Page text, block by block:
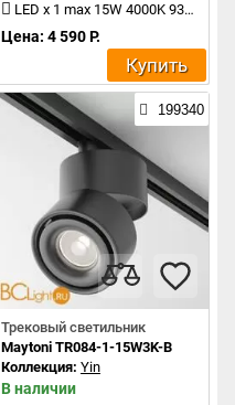
LED x 1 max 15W 4000K 930Lm
Цена: 4 590 Р.
Купить
199340
Трековый светильник
Maytoni TR084-1-15W3K-B
Коллекция: Yin
В наличии